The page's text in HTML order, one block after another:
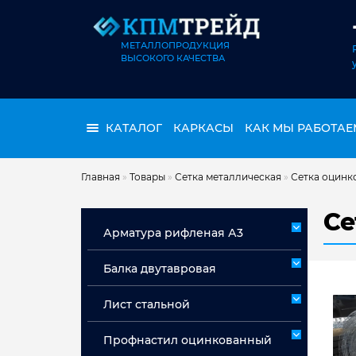
МЕТАЛЛОПРОДУКЦИЯ
ВЫСОКОГО КАЧЕСТВА
КАТАЛОГ КАРКАСЫ КАК МЫ
Главная » Товары » Сетка металлическая » Сетка
Арматура рифленая А3
Арматура мерная А3
Балка двутавровая
Лист стальной
Профнастил оцинкованный